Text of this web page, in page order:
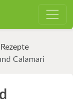
Rezepte
Calamari